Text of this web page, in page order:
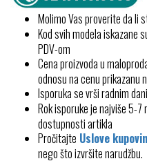
Molimo Vas proverite da li
Kod svih modela iskazane
PDV-om
Cena proizvoda u
odnosu na cenu prikazanu
Isporuka se vrši radnim
Rok isporuke je najviše 5-
dostupnosti artikla
Pročitajte Uslove
nego što izvršite narudžbu.